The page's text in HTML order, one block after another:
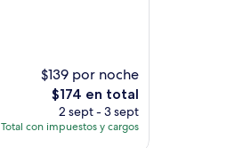
$139 por noche
El
precio
actual
$174 en total
2 sept - 3 sept
Total con impuestos y cargos